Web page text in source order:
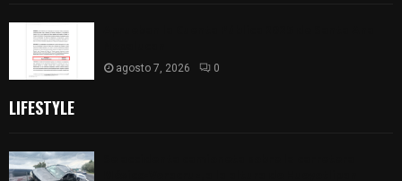
agosto 7, 2026 0
LIFESTYLE